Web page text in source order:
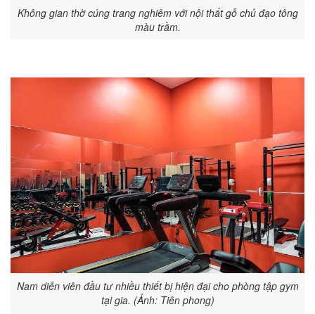
Không gian thờ cúng trang nghiêm với nội thất gỗ chủ đạo tông
màu trầm.
Nam diễn viên đầu tư nhiều thiết bị hiện đại cho phòng tập gym
tại gia. (Ảnh: Tiên phong)